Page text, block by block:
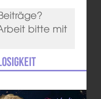
bitte mit